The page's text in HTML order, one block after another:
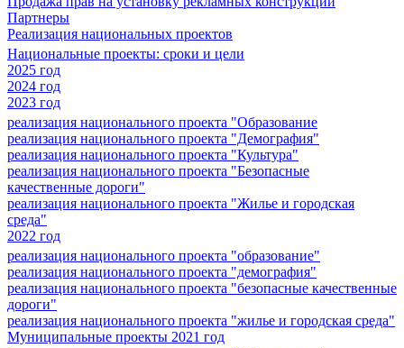
Партнеры
Реализация национальных проектов
Национальные проекты: сроки и цели
2025 год
2024 год
2023 год
реализация национального проекта "Образование
реализация национального проекта "Демография"
реализация национального проекта "Культура"
реализация национального проекта "Безопасные
качественные дороги"
реализация национального проекта "Жилье и городская
среда"
2022 год
реализация национального проекта "образование"
реализация национального проекта "демография"
реализация национального проекта "безопасные качественные
дороги"
реализация национального проекта "жилье и городская среда"
Муниципальные проекты 2021 год